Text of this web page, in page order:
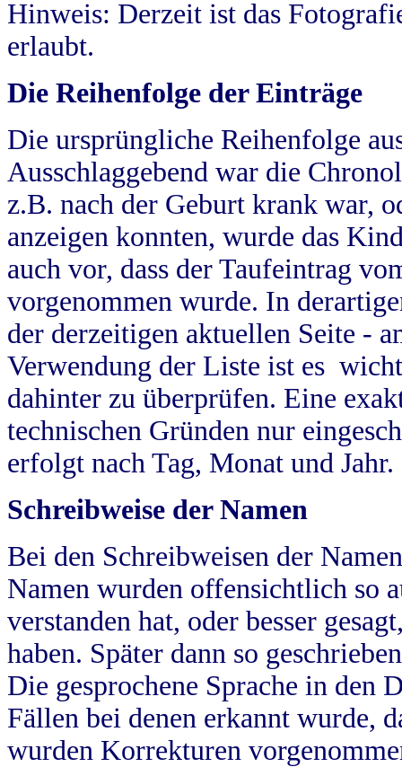
Hinweis: Derzeit ist das
erlaubt.
Die Reihenfolge der Einträge
Die ursprüngliche Reihenfolge
Ausschlaggebend war die
z.B. nach der Geburt krank war,
anzeigen konnten, wurde das
auch vor, dass der Taufeintrag
vorgenommen wurde. In
der derzeitigen aktuellen Seite -
Verwendung der Liste ist es
dahinter zu überprüfen. Eine
technischen Gründen nur
erfolgt nach Tag, Monat und Jahr.
Schreibweise der Namen
Bei den Schreibweisen der
Namen wurden offensichtlich so
verstanden hat, oder besser
haben. Später dann so
Die gesprochene Sprache in
Fällen bei denen erkannt wurde,
wurden Korrekturen